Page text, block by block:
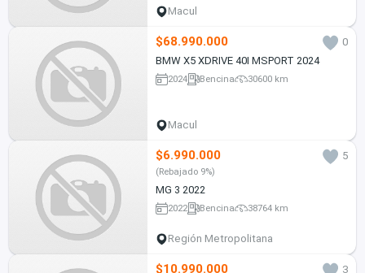
Macul
$68.990.000
0
BMW X5 XDRIVE 40I MSPORT 2024
2024 Bencina 30600 km
Macul
$6.990.000 5
(Rebajado 9%)
MG 3 2022
2022 Bencina 38764 km
Región Metropolitana
$10.990.000 3